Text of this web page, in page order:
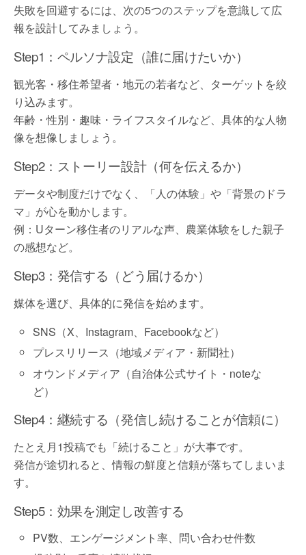
失敗を回避するには、次の5つのステップを意識して広
報を設計してみましょう。
Step1：ペルソナ設定（誰に届けたいか）
観光客・移住希望者・地元の若者など、ターゲットを絞
り込みます。
年齢・性別・趣味・ライフスタイルなど、具体的な人物
像を想像しましょう。
Step2：ストーリー設計（何を伝えるか）
データや制度だけでなく、「人の体験」や「背景のドラ
マ」が心を動かします。
例：Uターン移住者のリアルな声、農業体験をした親子
の感想など。
Step3：発信する（どう届けるか）
媒体を選び、具体的に発信を始めます。
SNS（X、Instagram、Facebookなど）
プレスリリース（地域メディア・新聞社）
オウンドメディア（自治体公式サイト・noteな
ど）
Step4：継続する（発信し続けることが信頼に）
たとえ月1投稿でも「続けること」が大事です。
発信が途切れると、情報の鮮度と信頼が落ちてしまいま
す。
Step5：効果を測定し改善する
PV数、エンゲージメント率、問い合わせ件数